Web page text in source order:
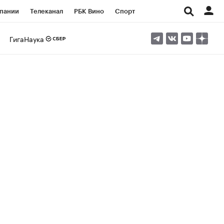
Телеканал РБК Вино Спорт
ГигаНаука